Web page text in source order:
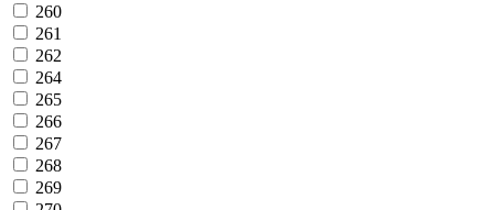
260
261
262
264
265
266
267
268
269